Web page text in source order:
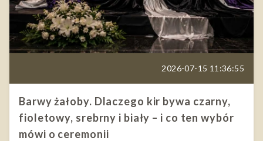
2026-07-15 11:36:55
Barwy żałoby. Dlaczego kir bywa czarny,
fioletowy, srebrny i biały – i co ten wybór
mówi o ceremonii